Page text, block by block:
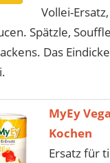
Vollei-
Spätzle,
Das
MyEy
Kochen
Ersatz für